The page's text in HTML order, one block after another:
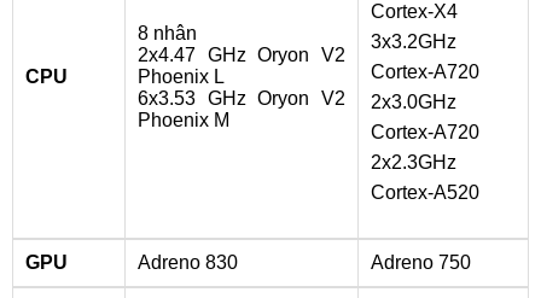
CPU
8 nhân
2x4.47 GHz Oryon V2
Phoenix L
6x3.53 GHz Oryon V2
Phoenix M
Cortex-X4
3x3.2GHz
Cortex-A720
2x3.0GHz
Cortex-A720
2x2.3GHz
Cortex-A520
GPU Adreno 830 Adreno 750